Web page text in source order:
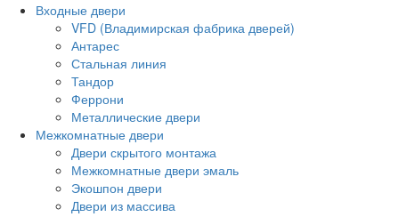
Входные двери
VFD (Владимирская фабрика дверей)
Антарес
Стальная линия
Тандор
Феррони
Металлические двери
Межкомнатные двери
Двери скрытого монтажа
Межкомнатные двери эмаль
Экошпон двери
Двери из массива